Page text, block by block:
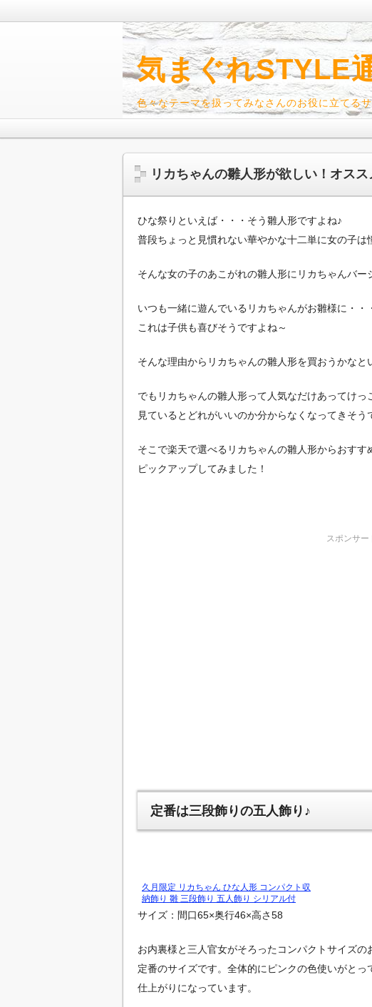
気まぐれSTYLE
色々なテーマを扱ってみなさんのお役に立てる
リカちゃんの雛人形が欲しい！オス
ひな祭りといえば・・・そう雛人形ですよね♪
普段ちょっと見慣れない華やかな十二単に女の子は
そんな女の子のあこがれの雛人形にリカちゃんバー
いつも一緒に遊んでいるリカちゃんがお雛様に・・
これは子供も喜びそうですよね～
そんな理由からリカちゃんの雛人形を買おうかなと
でもリカちゃんの雛人形って人気なだけあってけっ
見ているとどれがいいのか分からなくなってきそう
そこで楽天で選べるリカちゃんの雛人形からおすす
ピックアップしてみました！
スポンサー
定番は三段飾りの五人飾り♪
久月限定 リカちゃん ひな人形 コンパクト収
納飾り 雛 三段飾り 五人飾り シリアル付
サイズ：間口65×奥行46×高さ58
お内裏様と三人官女がそろったコンパクトサイズの
定番のサイズです。全体的にピンクの色使いがとっ
仕上がりになっています。